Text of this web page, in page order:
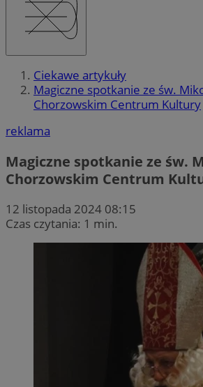
Ciekawe artykuły
Magiczne spotkanie ze św.
Chorzowskim Centrum Kultury
reklama
Magiczne spotkanie ze św.
Chorzowskim Centrum
12 listopada 2024 08:15
Czas czytania: 1 min.